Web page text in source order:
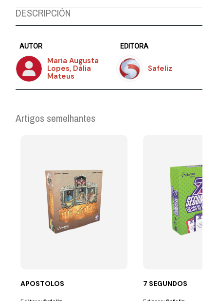
DESCRIPCIÓN
AUTOR
Maria Augusta
Lopes, Dália
Mateus
EDITORA
Safeliz
Artigos semelhantes
APOSTOLOS 7 SEGUNDOS